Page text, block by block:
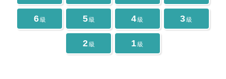
6級 5級 4級 3級
2級 1級